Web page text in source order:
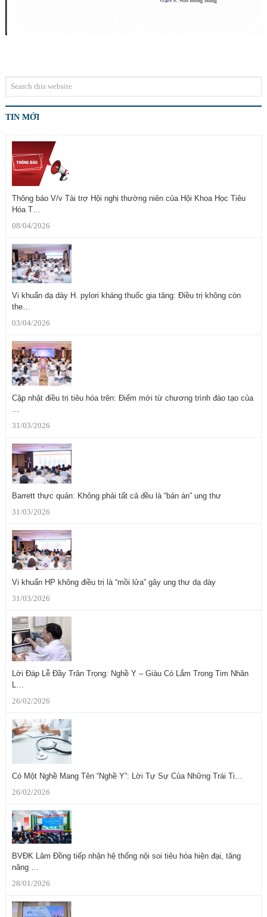
TIN MỚI
Thông báo V/v Tài trợ Hội nghị thường niên của Hội Khoa Học Tiêu
Hóa T…
08/04/2026
Vi khuẩn dạ dày H. pylori kháng thuốc gia tăng: Điều trị không còn
the…
03/04/2026
Cập nhật điều trị tiêu hóa trên: Điểm mới từ chương trình đào tạo của
…
31/03/2026
Barrett thực quản: Không phải tất cả đều là “bản án” ung thư
31/03/2026
Vi khuẩn HP không điều trị là “mồi lửa” gây ung thư dạ dày
31/03/2026
Lời Đáp Lễ Đầy Trân Trọng: Nghề Y – Giàu Có Lắm Trong Tim Nhân
26/02/2026
Có Một Nghề Mang Tên “Nghề Y”: Lời Tự Sự Của Những Trái Ti…
26/02/2026
BVĐK Lâm Đồng tiếp nhận hệ thống nội soi tiêu hóa hiện đại, tăng
năng …
28/01/2026